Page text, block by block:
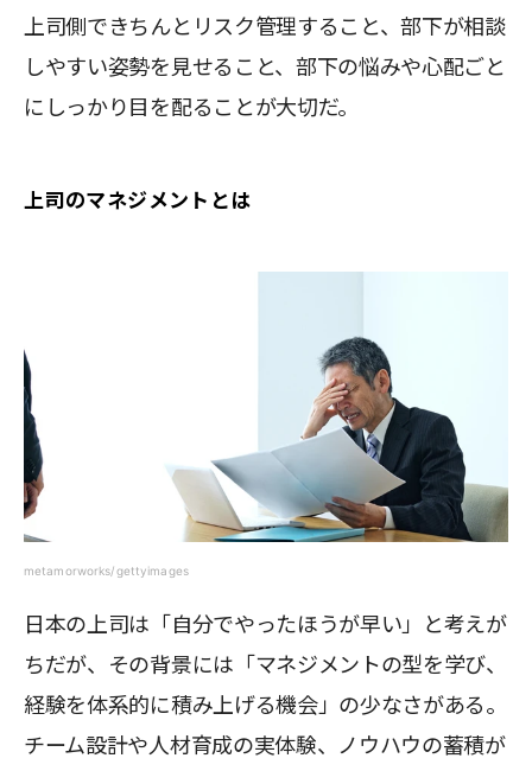
上司側できちんとリスク管理すること、部下が相談
しやすい姿勢を見せること、部下の悩みや心配ごと
にしっかり目を配ることが大切だ。
上司のマネジメントとは
metamorworks/gettyimages
日本の上司は「自分でやったほうが早い」と考えが
ちだが、その背景には「マネジメントの型を学び、
経験を体系的に積み上げる機会」の少なさがある。
チーム設計や人材育成の実体験、ノウハウの蓄積が